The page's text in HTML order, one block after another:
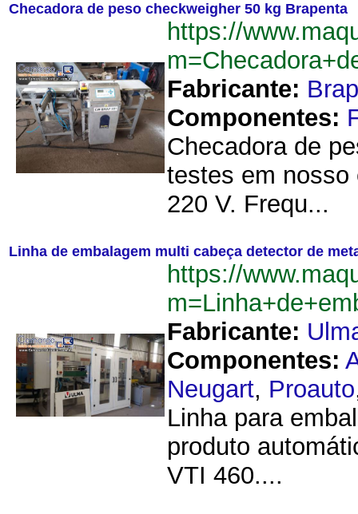
Checadora de peso checkweigher 50 kg Brapenta
https://
Fabricante:
Componentes:
Checadora de
testes em nosso
220 V. Frequ...
Linha de embalagem multi cabeça detector de
https://
Fabricante:
Componentes:
Neugart, Proauto
Linha para
produto
VTI 460....